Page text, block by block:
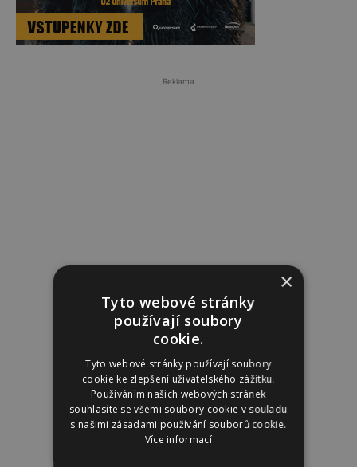
Reklama
×
Tyto webové stránky
používají soubory
cookie.
Tyto webové stránky používají soubory
cookie ke zlepšení uživatelského zážitku.
Používáním našich webových stránek
souhlasíte se všemi soubory cookie v souladu
s našimi zásadami používání souborů cookie.
Více informací